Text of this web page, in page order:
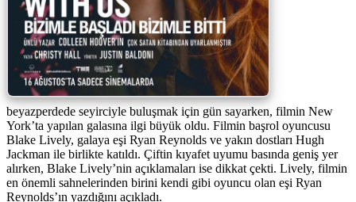
beyazperdede seyirciyle buluşmak için gün sayarken, filmin New
York’ta yapılan galasına ilgi büyük oldu. Filmin başrol oyuncusu
Blake Lively, galaya eşi Ryan Reynolds ve yakın dostları Hugh
Jackman ile birlikte katıldı. Çiftin kıyafet uyumu basında geniş yer
alırken, Blake Lively’nin açıklamaları ise dikkat çekti. Lively, filmin
en önemli sahnelerinden birini kendi gibi oyuncu olan eşi Ryan
Reynolds’ın yazdığını açıkladı.